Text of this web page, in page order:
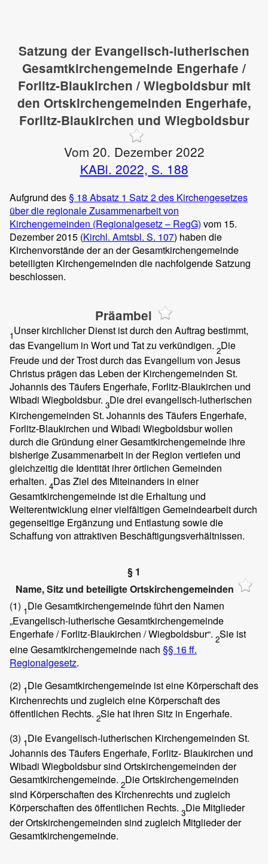
Satzung der Evangelisch-lutherischen
Gesamtkirchengemeinde Engerhafe /
Forlitz-Blaukirchen / Wiegboldsbur mit
den Ortskirchengemeinden Engerhafe,
Forlitz-Blaukirchen und Wiegboldsbur
Vom 20. Dezember 2022
KABl. 2022, S. 188
Aufgrund des§ 18 Absatz 1 Satz 2 des Kirchengesetzes
über die regionale Zusammenarbeit von
Kirchengemeinden (Regionalgesetz – RegG) vom 15.
Dezember 2015 (Kirchl. Amtsbl. S. 107) haben die
Kirchenvorstände der an der Gesamtkirchengemeinde
beteiligten Kirchengemeinden die nachfolgende Satzung
beschlossen.
Präambel
1Unser kirchlicher Dienst ist durch den Auftrag bestimmt,
das Evangelium in Wort und Tat zu verkündigen. 2Die
Freude und der Trost durch das Evangelium von Jesus
Christus prägen das Leben der Kirchengemeinden St.
Johannis des Täufers Engerhafe, Forlitz-Blaukirchen und
Wibadi Wiegboldsbur. 3Die drei evangelisch-lutherischen
Kirchengemeinden St. Johannis des Täufers Engerhafe,
Forlitz-Blaukirchen und Wibadi Wiegboldsbur wollen
durch die Gründung einer Gesamtkirchengemeinde ihre
bisherige Zusammenarbeit in der Region vertiefen und
gleichzeitig die Identität ihrer örtlichen Gemeinden
erhalten. 4Das Ziel des Miteinanders in einer
Gesamtkirchengemeinde ist die Erhaltung und
Weiterentwicklung einer vielfältigen Gemeindearbeit durch
gegenseitige Ergänzung und Entlastung sowie die
Schaffung von attraktiven Beschäftigungsverhältnissen.
§ 1
Name, Sitz und beteiligte Ortskirchengemeinden
(1) 1Die Gesamtkirchengemeinde führt den Namen
„Evangelisch-lutherische Gesamtkirchengemeinde
Engerhafe / Forlitz-Blaukirchen / Wiegboldsbur“. 2Sie ist
eine Gesamtkirchengemeinde nach §§ 16 ff.
Regionalgesetz.
(2) 1Die Gesamtkirchengemeinde ist eine Körperschaft des
Kirchenrechts und zugleich eine Körperschaft des
öffentlichen Rechts. 2Sie hat ihren Sitz in Engerhafe.
(3) 1Die Evangelisch-lutherischen Kirchengemeinden St.
Johannis des Täufers Engerhafe, Forlitz- Blaukirchen und
Wibadi Wiegboldsbur sind Ortskirchengemeinden der
Gesamtkirchengemeinde. 2Die Ortskirchengemeinden
sind Körperschaften des Kirchenrechts und zugleich
Körperschaften des öffentlichen Rechts. 3Die Mitglieder
der Ortskirchengemeinden sind zugleich Mitglieder der
Gesamtkirchengemeinde.